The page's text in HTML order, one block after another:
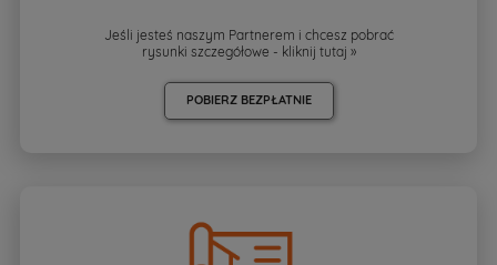
Jeśli jesteś naszym Partnerem i chcesz pobrać
rysunki szczegółowe - kliknij tutaj »
POBIERZ BEZPŁATNIE